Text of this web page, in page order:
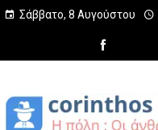
Σάββατο, 8 Αυγούστου